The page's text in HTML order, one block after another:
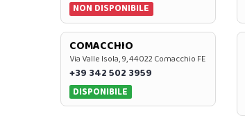
NON DISPONIBILE
COMACCHIO
Via Valle Isola, 9, 44022 Comacchio FE
+39 342 502 3959
DISPONIBILE